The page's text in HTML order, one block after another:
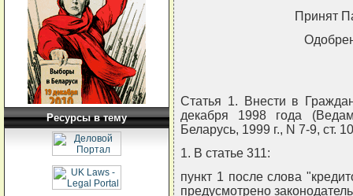
Ресурсы в тему
Принят
Статья 1. Внести в
декабря 1998 года
Беларусь, 1999 г., N 7-9, ст.
1. В статье 311:
пункт 1 после слова
предусмотрено